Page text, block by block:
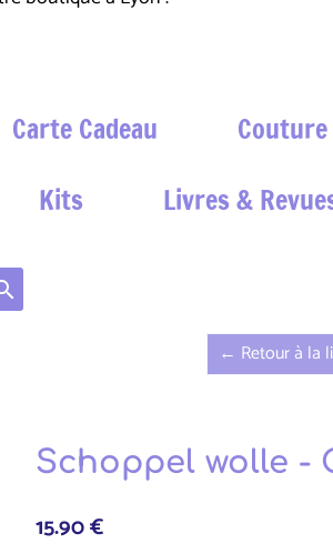
Carte Cadeau Couture
Kits Livres &
← Retour à la
Schoppel wolle -
15.90 €